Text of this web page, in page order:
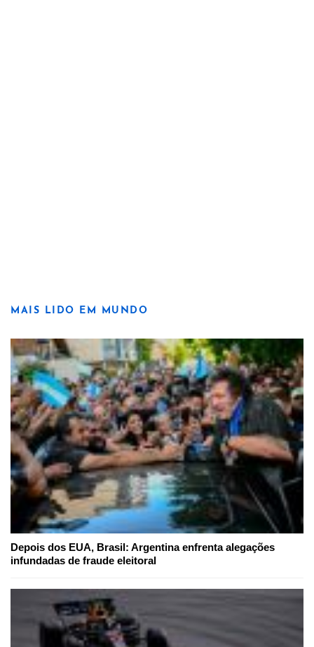
MAIS LIDO EM MUNDO
Depois dos EUA, Brasil: Argentina enfrenta alegações
infundadas de fraude eleitoral